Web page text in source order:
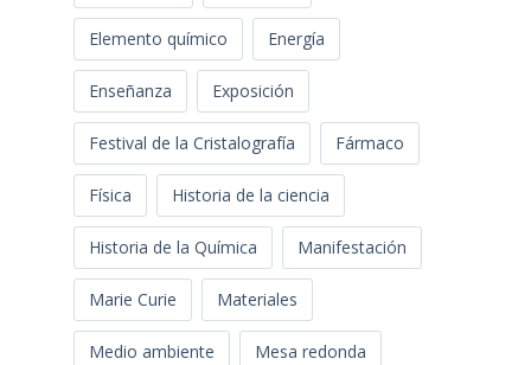
Elemento químico Energía
Enseñanza Exposición
Festival de la Cristalografía Fármaco
Física Historia de la ciencia
Historia de la Química Manifestación
Marie Curie Materiales
Medio ambiente Mesa redonda